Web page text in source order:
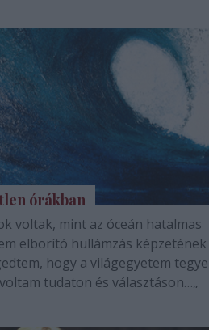
órákban
voltak, mint az óceán hatalmas
elborító hullámzás képzetének
hogy a világegyetem
tudaton és választáson…„